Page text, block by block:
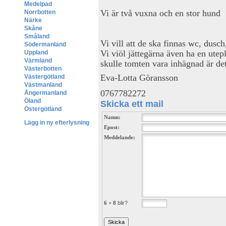
Medelpad
Norrbotten
Närke
Skåne
Småland
Södermanland
Uppland
Värmland
Västerbotten
Västergötland
Västmanland
Ångermanland
Öland
Östergötland
Lägg in ny efterlysning
Vi är två vuxna och en stor hund
Vi vill att de ska finnas wc,
Vi viöl jättegärna även ha en
skulle tomten vara inhägnad är
Eva-Lotta Göransson
0767782272
Skicka ett mail
Namn:
Epost:
Meddelande:
6 + 8 blir?